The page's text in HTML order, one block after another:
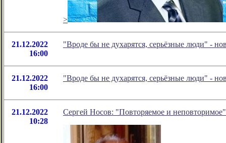
>
21.12.2022
16:00
"Вроде бы не духарятся, серьёзные люди" -
21.12.2022
16:00
"Вроде бы не духарятся, серьёзные люди" -
21.12.2022
10:28
Сергей Носов: "Повторяемое и неповторимое"